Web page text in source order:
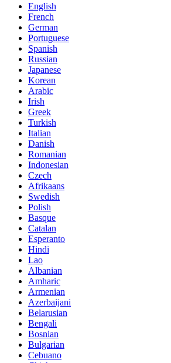
English
French
German
Portuguese
Spanish
Russian
Japanese
Korean
Arabic
Irish
Greek
Turkish
Italian
Danish
Romanian
Indonesian
Czech
Afrikaans
Swedish
Polish
Basque
Catalan
Esperanto
Hindi
Lao
Albanian
Amharic
Armenian
Azerbaijani
Belarusian
Bengali
Bosnian
Bulgarian
Cebuano